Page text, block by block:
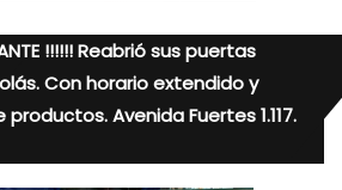
!!!!!! Reabrió sus puertas
Con horario extendido y
Avenida Fuertes 1.117.